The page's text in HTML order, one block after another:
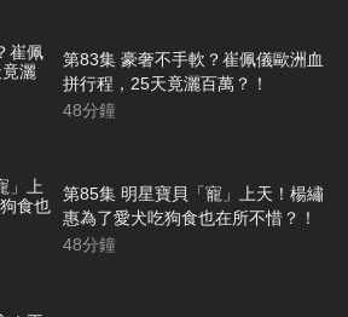
第83集 豪奢不手軟？崔佩儀歐洲血
拼行程，25天竟灑百萬？！
48分鐘
第85集 明星寶貝「寵」上天！楊繡
惠為了愛犬吃狗食也在所不惜？！
48分鐘